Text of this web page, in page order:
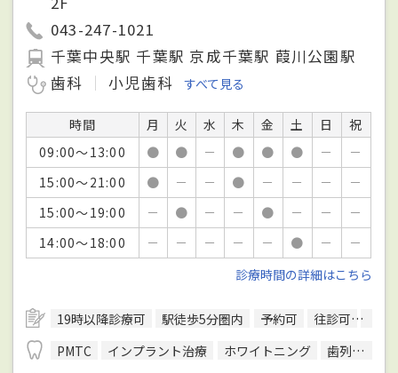
043-247-1021
千葉中央駅 千葉駅 京成千葉駅 葭川公園駅
歯科
小児歯科 すべて見る
時間 月 火 水 木 金 土 日
祝
09:00～13:00
● ● － ● ● ● －
－
15:00～21:00
● － － ● － － －
－
15:00～19:00
－ ● － － ● － －
－
14:00～18:00
－ － － － － ● －
－
診療時間の詳細はこちら
19時以降診療可 駅徒歩5分圏内 予約可 往診可
PMTC
インプラント治療 ホワイトニング
歯列矯正